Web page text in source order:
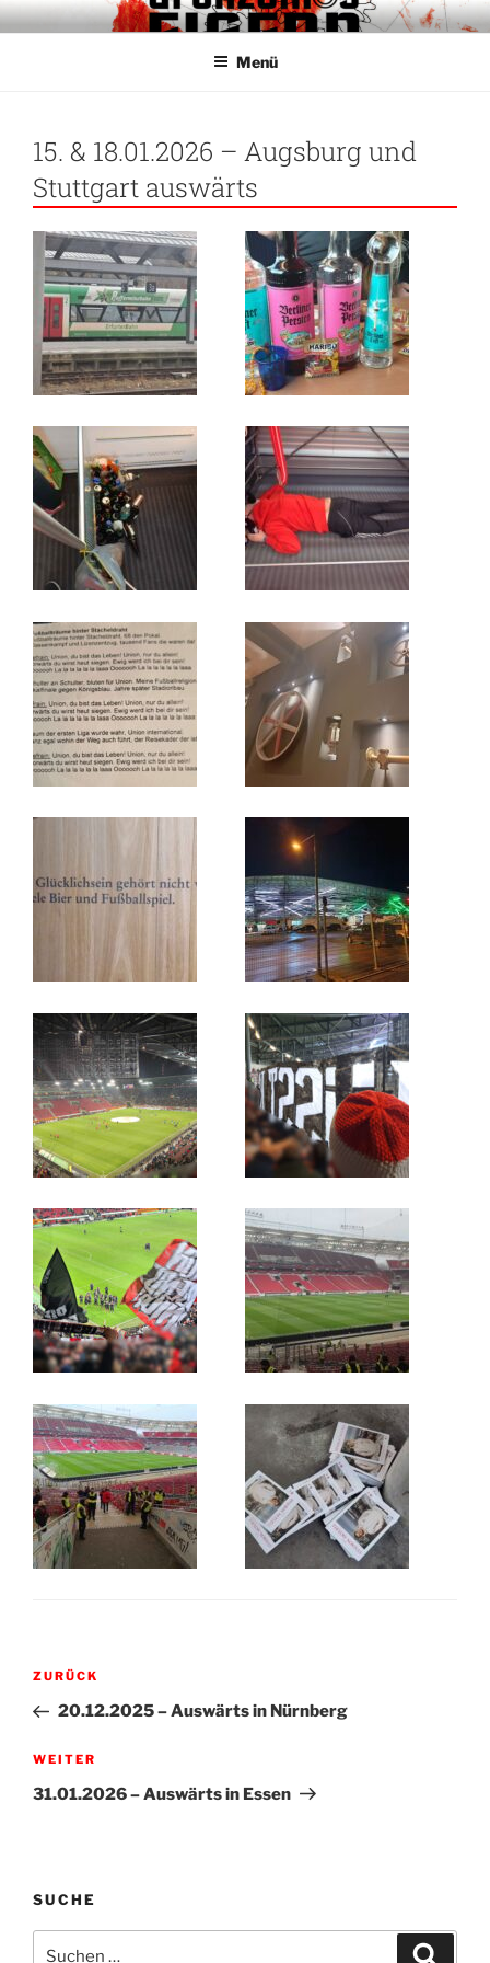
Zum
InhaltGRENZENLOS EISERN
Fanclub für Respekt und Toleranz im Stadion
Menü
15. & 18.01.2026 – Augsburg und
Stuttgart auswärts
Beitragsnavigation
Vorheriger
Beitrag
ZURÜCK
20.12.2025 – Auswärts in Nürnberg
Nächster
Beitrag
WEITER
31.01.2026 – Auswärts in Essen
SUCHE